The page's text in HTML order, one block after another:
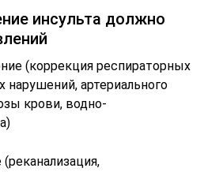
инсульта должно
(коррекция респираторных
артериального
крови, водно-